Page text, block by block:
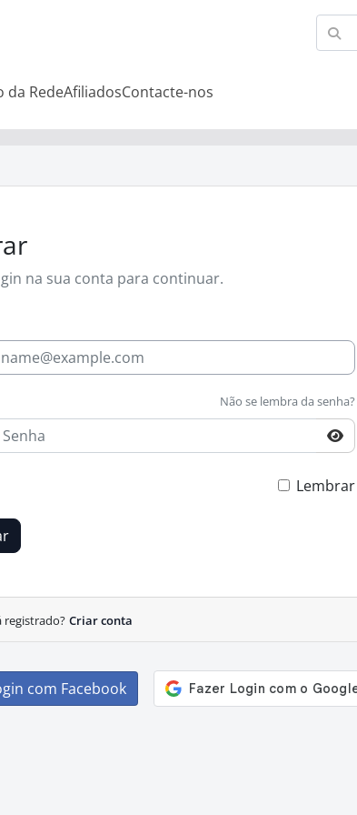
da RedeAfiliadosContacte-nos
na sua conta para continuar.
Não se lembra da senha?
Lembrar
registrado? Criar conta
com Facebook